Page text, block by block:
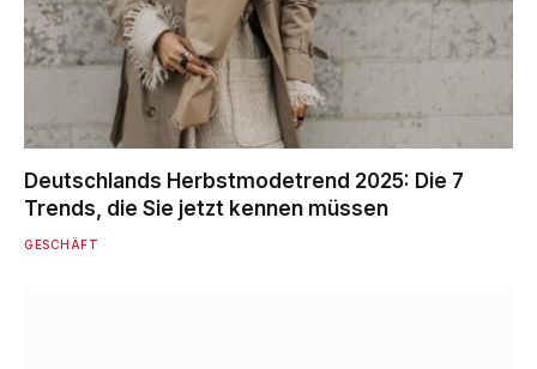
Deutschlands Herbstmodetrend 2025: Die 7
Trends, die Sie jetzt kennen müssen
GESCHÄFT